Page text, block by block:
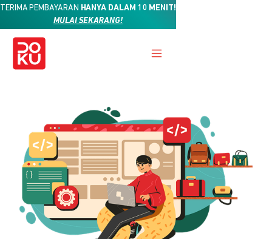
TERIMA PEMBAYARAN HANYA DALAM 10 MENIT!
MULAI SEKARANG!